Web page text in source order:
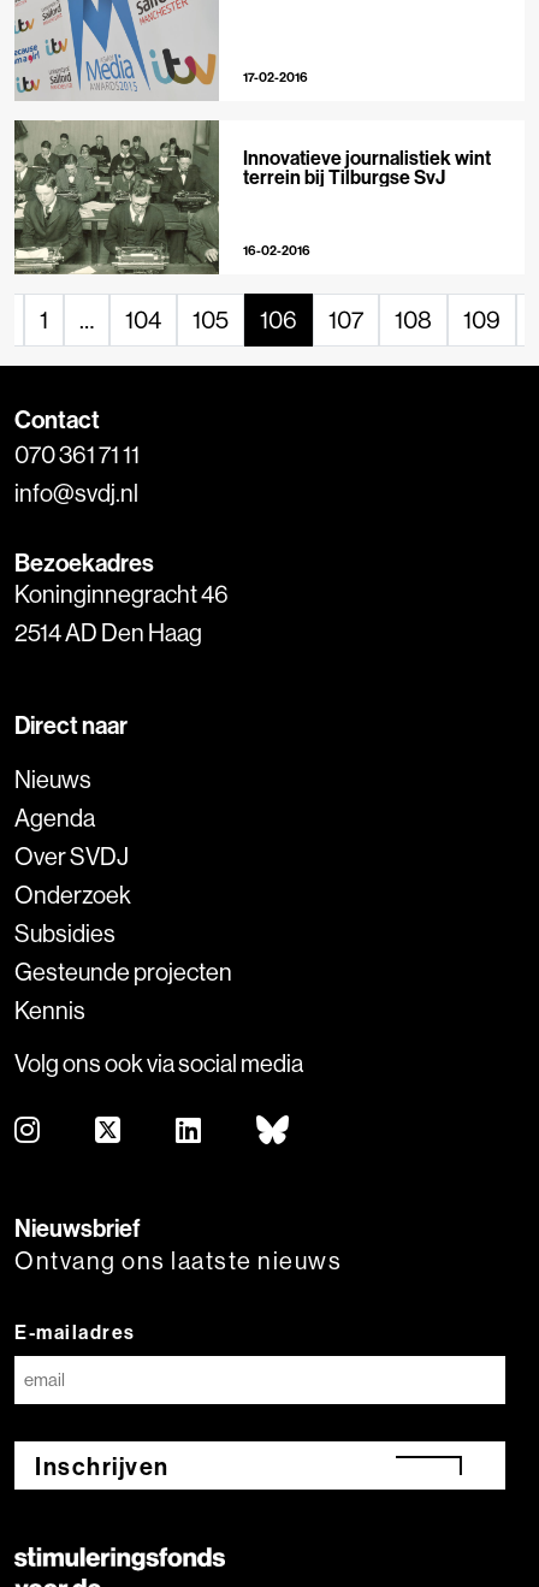
17-02-2016
Innovatieve journalistiek wint
terrein bij Tilburgse SvJ
16-02-2016
1 … 104 105 106 107 108 109
Contact
070 361 71 11
info@svdj.nl
Bezoekadres
Koninginnegracht 46
2514 AD Den Haag
Direct naar
Nieuws
Agenda
Over SVDJ
Onderzoek
Subsidies
Gesteunde projecten
Kennis
Volg ons ook via social media
Nieuwsbrief
Ontvang ons laatste nieuws
E-mailadres
Inschrijven